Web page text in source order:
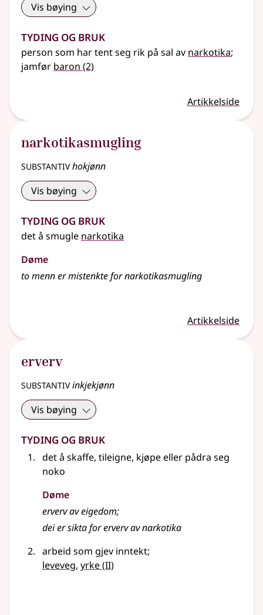
Vis bøying
Tyding og bruk
person som har tent seg rik på sal av narkotika;
jamfør baron (2)
Artikkelside
narkotikasmugling
substantivhokjønn
Vis bøying
Tyding og bruk
det å smugle narkotika
Døme
to menn er mistenkte for narkotikasmugling
Artikkelside
erverv
substantivinkjekjønn
Vis bøying
Tyding og bruk
det å skaffe, tileigne, kjøpe eller pådra seg
noko
Døme
erverv av eigedom;
dei er sikta for erverv av narkotika
arbeid som gjev inntekt;
leveveg, yrke(2
II)